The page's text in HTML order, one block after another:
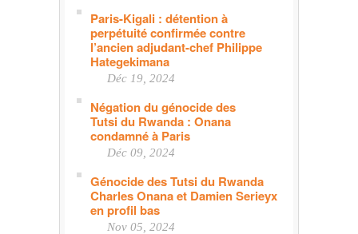
Paris-Kigali : détention à
perpétuité confirmée contre
l’ancien adjudant-chef Philippe
Hategekimana
Déc 19, 2024
Négation du génocide des
Tutsi du Rwanda : Onana
condamné à Paris
Déc 09, 2024
Génocide des Tutsi du Rwanda
Charles Onana et Damien Serieyx
en profil bas
Nov 05, 2024